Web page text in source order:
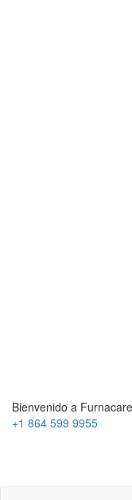
Bienvenido a
+1 864 599 9955